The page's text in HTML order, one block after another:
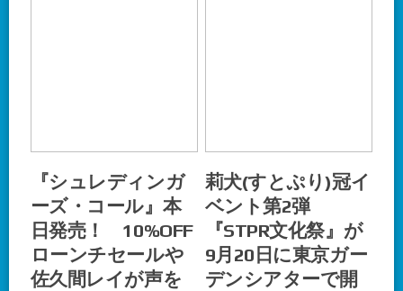
『シュレディンガ
ーズ・コール』本
日発売！ 10%OFF
ローンチセールや
佐久間レイが声を
莉犬(すとぷり)冠イ
ベント第2弾
『STPR文化祭』が
9月20日に東京ガー
デンシアターで開